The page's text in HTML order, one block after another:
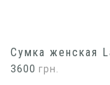
Сумка женская
3600 грн.